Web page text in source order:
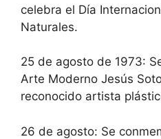
celebra el Día
Naturales.
25 de agosto de 1973:
Arte Moderno Jesús
reconocido artista
26 de agosto: Se